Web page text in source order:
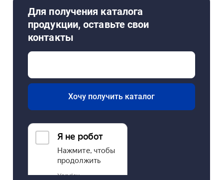
Для получения каталога
продукции, оставьте свои
контакты
Хочу получить каталог